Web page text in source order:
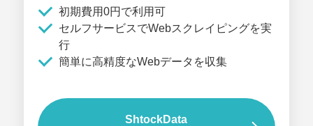
初期費用0円で利用可
セルフサービスでWebスクレイピングを実
行
簡単に高精度なWebデータを収集
ShtockData